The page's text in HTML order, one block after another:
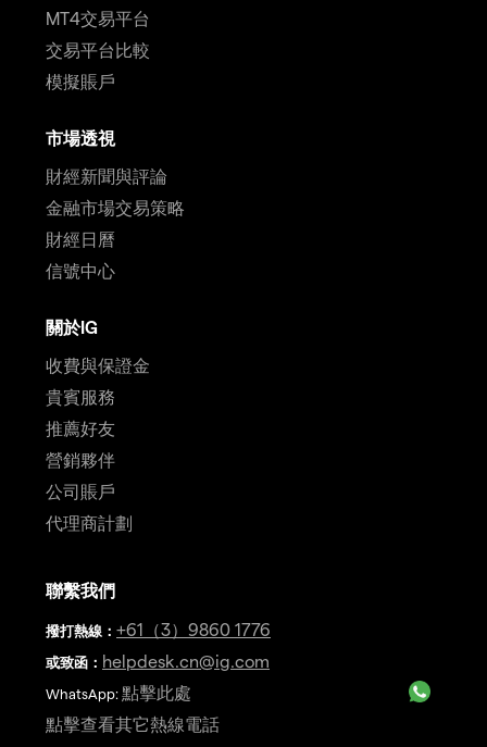
MT4交易平台
交易平台比較
模擬賬戶
市場透視
財經新聞與評論
金融市場交易策略
財經日曆
信號中心
關於IG
收費與保證金
貴賓服務
推薦好友
營銷夥伴
公司賬戶
代理商計劃
聯繫我們
撥打熱線 ： +61（3）9860 1776
或致函： helpdesk.cn@ig.com
WhatsApp: 點擊此處
點擊查看其它熱線電話